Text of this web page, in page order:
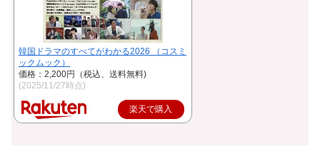
韓国ドラマのすべてがわかる2026 （コスミ
ックムック）
価格：2,200円（税込、送料無料)
(2025/11/27時点)
楽天で購入